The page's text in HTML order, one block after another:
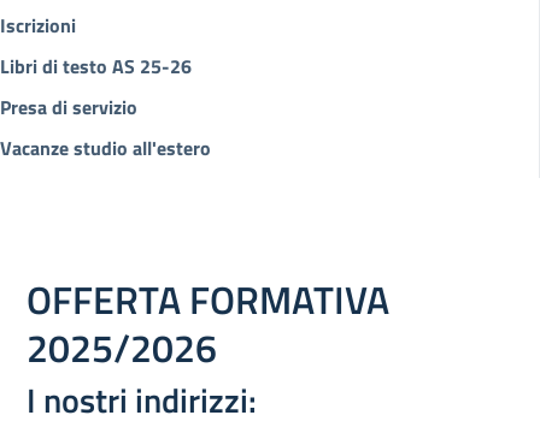
Iscrizioni
Libri di testo AS 25-26
Presa di servizio
Vacanze studio all'estero
OFFERTA FORMATIVA
2025/2026
I nostri indirizzi: